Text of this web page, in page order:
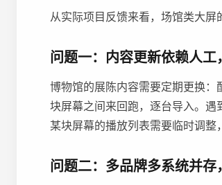
从实际项目反馈来看，场馆类大屏
问题一：内容更新依赖人工
博物馆的展陈内容需要定期更换
块屏幕之间来回跑，逐台导入。
某块屏幕的播放列表需要临时调整
问题二：多品牌多系统并存